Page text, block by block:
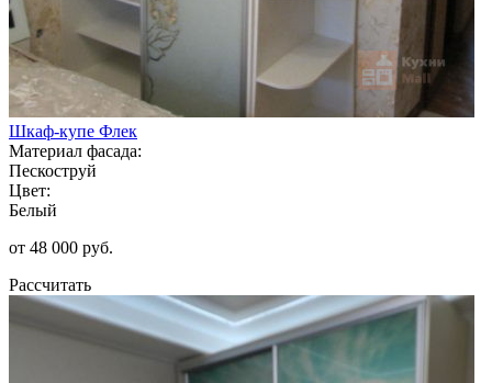
Шкаф-купе Флек
Материал фасада:
Пескоструй
Цвет:
Белый
от 48 000 руб.
Рассчитать